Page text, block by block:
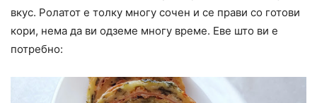
вкус. Ролатот е толку многу сочен и се прави со готови
кори, нема да ви одземе многу време. Еве што ви е
потребно: